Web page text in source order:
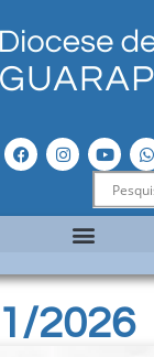
2026